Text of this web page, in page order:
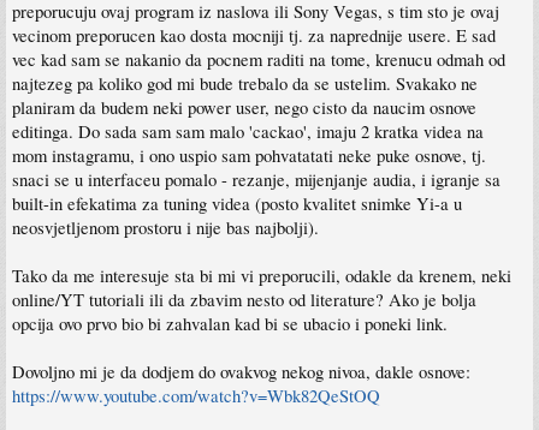
preporucuju ovaj program iz naslova ili Sony Vegas, s tim sto je ovaj
vecinom preporucen kao dosta mocniji tj. za naprednije usere. E sad
vec kad sam se nakanio da pocnem raditi na tome, krenucu odmah od
najtezeg pa koliko god mi bude trebalo da se ustelim. Svakako ne
planiram da budem neki power user, nego cisto da naucim osnove
editinga. Do sada sam sam malo 'cackao', imaju 2 kratka videa na
mom instagramu, i ono uspio sam pohvatatati neke puke osnove, tj.
snaci se u interfaceu pomalo - rezanje, mijenjanje audia, i igranje sa
built-in efekatima za tuning videa (posto kvalitet snimke Yi-a u
neosvjetljenom prostoru i nije bas najbolji).
Tako da me interesuje sta bi mi vi preporucili, odakle da krenem, neki
online/YT tutoriali ili da zbavim nesto od literature? Ako je bolja
opcija ovo prvo bio bi zahvalan kad bi se ubacio i poneki link.
Dovoljno mi je da dodjem do ovakvog nekog nivoa, dakle osnove:
https://www.youtube.com/watch?v=Wbk82QeStOQ